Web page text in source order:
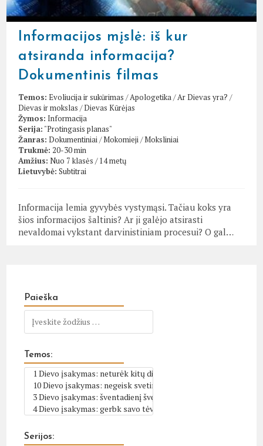
Informacijos mįslė: iš kur
atsiranda informacija?
Dokumentinis filmas
Temos: Evoliucija ir sukūrimas /Apologetika/Ar Dievas yra? /
Dievas ir mokslas /Dievas Kūrėjas
Žymos: Informacija
Serija: "Protingasis planas"
Žanras: Dokumentiniai/Mokomieji/Moksliniai
Trukmė: 20-30 min
Amžius: Nuo 7 klasės / 14 metų
Lietuvybė: Subtitrai
Informacija lemia gyvybės vystymąsi. Tačiau koks yra
šios informacijos šaltinis? Ar ji galėjo atsirasti
nevaldomai vykstant darvinistiniam procesui? O gal…
Paieška
Temos:
Serijos: